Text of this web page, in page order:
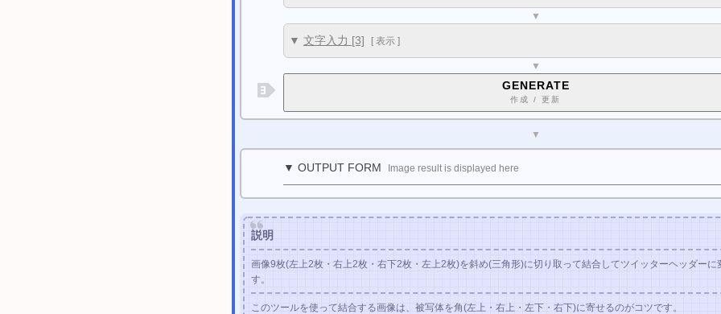
▼
▼ 文字入力 [3] [ 表示 ]
▼
GENERATE
作成 / 更新
▼
▼ OUTPUT FORM Image result is displayed here
説明
画像9枚(左上2枚・右上2枚・右下2枚・左上2枚)を斜め(三角形)に切り取って結合してツイッターヘッダーに
す。
このツールを使って結合する画像は、被写体を角(左上・右上・左下・右下)に寄せるのがコツです。